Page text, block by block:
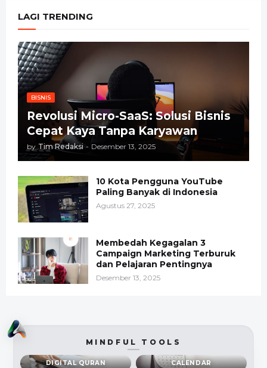
LAGI TRENDING
BISNIS
Revolusi Micro-SaaS: Solusi Bisnis
Cepat Kaya Tanpa Karyawan
by Tim Redaksi - Desember 13, 2025
10 Kota Pengguna YouTube
Paling Banyak di Indonesia
Agustus 27, 2025
Membedah Kegagalan 3
Campaign Marketing Terburuk
dan Pelajaran Pentingnya
Desember 13, 2025
MINDFUL TOOLS
DIGITAL QURAN CALENDAR